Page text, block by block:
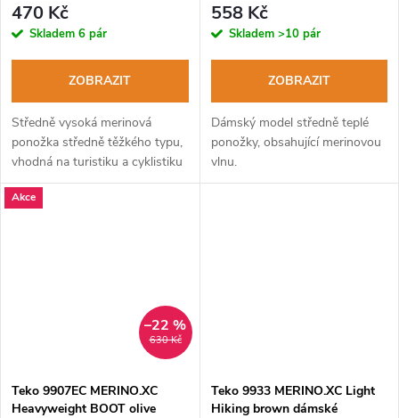
470 Kč
Skladem 6 pár
ZOBRAZIT
Středně vysoká merinová
ponožka středně těžkého typu,
vhodná na turistiku a cyklistiku
v chladnějším počasí.
558 Kč
Skladem >10 pár
ZOBRAZIT
Dámský model středně teplé
ponožky, obsahující merinovou
vlnu.
Akce
630 Kč
–22 %
Teko 9907EC MERINO.XC
Heavyweight BOOT olive
Teko 9933 MERINO.XC Light
Hiking brown dámské